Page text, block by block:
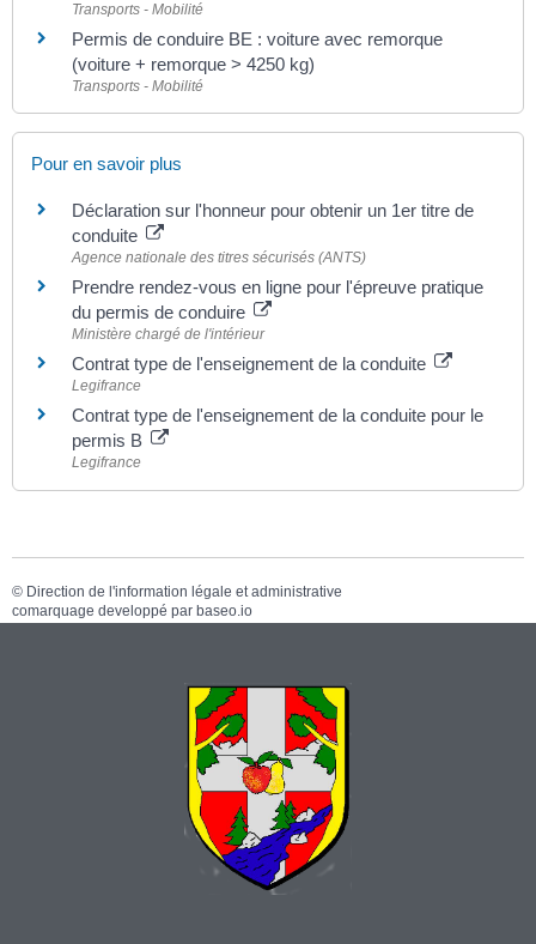
Transports - Mobilité
Permis de conduire BE : voiture avec remorque
(voiture + remorque > 4250 kg)
Transports - Mobilité
Pour en savoir plus
Déclaration sur l'honneur pour obtenir un 1er titre de
conduite
Agence nationale des titres sécurisés (ANTS)
Prendre rendez-vous en ligne pour l'épreuve pratique
du permis de conduire
Ministère chargé de l'intérieur
Contrat type de l'enseignement de la conduite
Legifrance
Contrat type de l'enseignement de la conduite pour le
permis B
Legifrance
© Direction de l'information légale et administrative
comarquage developpé par baseo.io